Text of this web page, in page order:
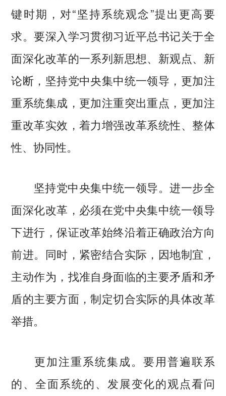
键时期，对“坚持系统观念”提出更高要
求。要深入学习贯彻习近平总书记关于全
面深化改革的一系列新思想、新观点、新
论断，坚持党中央集中统一领导，更加注
重系统集成，更加注重突出重点，更加注
重改革实效，着力增强改革系统性、整体
性、协同性。
坚持党中央集中统一领导。进一步全
面深化改革，必须在党中央集中统一领导
下进行，保证改革始终沿着正确政治方向
前进。同时，紧密结合实际，因地制宜，
主动作为，找准自身面临的主要矛盾和矛
盾的主要方面，制定切合实际的具体改革
举措。
更加注重系统集成。要用普遍联系
的、全面系统的、发展变化的观点看问